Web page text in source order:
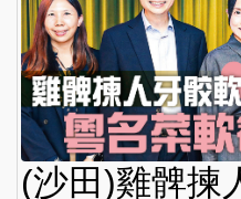
(沙田)雞髀揀